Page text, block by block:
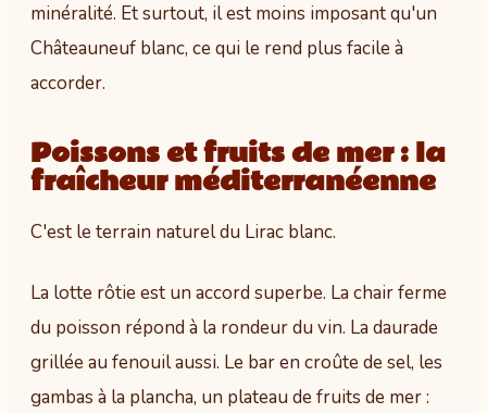
minéralité. Et surtout, il est moins imposant qu'un
Châteauneuf blanc, ce qui le rend plus facile à
accorder.
Poissons et fruits de mer : la
fraîcheur méditerranéenne
C'est le terrain naturel du Lirac blanc.
La lotte rôtie est un accord superbe. La chair ferme
du poisson répond à la rondeur du vin. La daurade
grillée au fenouil aussi. Le bar en croûte de sel, les
gambas à la plancha, un plateau de fruits de mer :